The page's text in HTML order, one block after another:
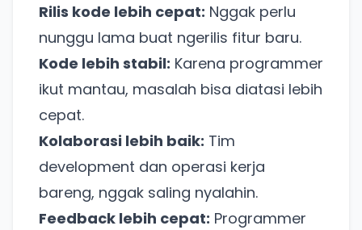
Rilis kode lebih cepat: Nggak perlu
nunggu lama buat ngerilis fitur baru.
Kode lebih stabil: Karena programmer
ikut mantau, masalah bisa diatasi lebih
cepat.
Kolaborasi lebih baik: Tim
development dan operasi kerja
bareng, nggak saling nyalahin.
Feedback lebih cepat: Programmer